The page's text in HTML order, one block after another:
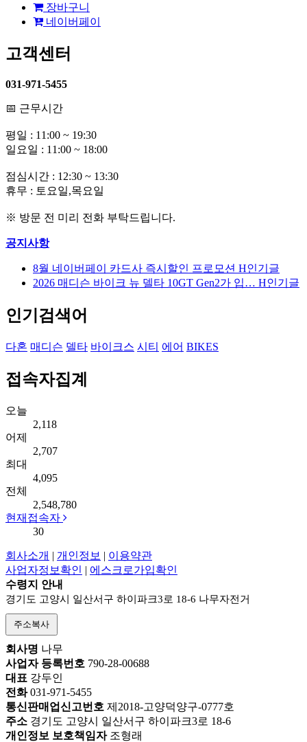
장바구니
네이버페이
고객센터
031-971-5455
📅 근무시간
평일 : 11:00 ~ 19:30
일요일 : 11:00 ~ 18:00
점심시간 : 12:30 ~ 13:30
휴무 : 토요일,목요일
※ 방문 전 미리 전화 부탁드립니다.
공지사항
8월 네이버페이 카드사 즉시할인 프로모션 H인기글
2026 매디슨 바이크 뉴 델타 10GT Gen2가 입… H인기글
인기검색어
다혼 매디슨 델타 바이크스 시티 에어 BIKES
접속자집계
오늘
2,118
어제
2,707
최대
4,095
전체
2,548,780
현재접속자
30
회사소개 | 개인정보 | 이용약관
사업자정보확인 | 에스크로가입확인
수령지 안내
경기도 고양시 일산서구 하이파크3로 18-6 나무자전거
주소복사
회사명 나무
사업자 등록번호 790-28-00688
대표 강두인
전화031-971-5455
통신판매업신고번호 제2018-고양덕양구-0777호
주소 경기도 고양시 일산서구 하이파크3로 18-6
개인정보 보호책임자조형래